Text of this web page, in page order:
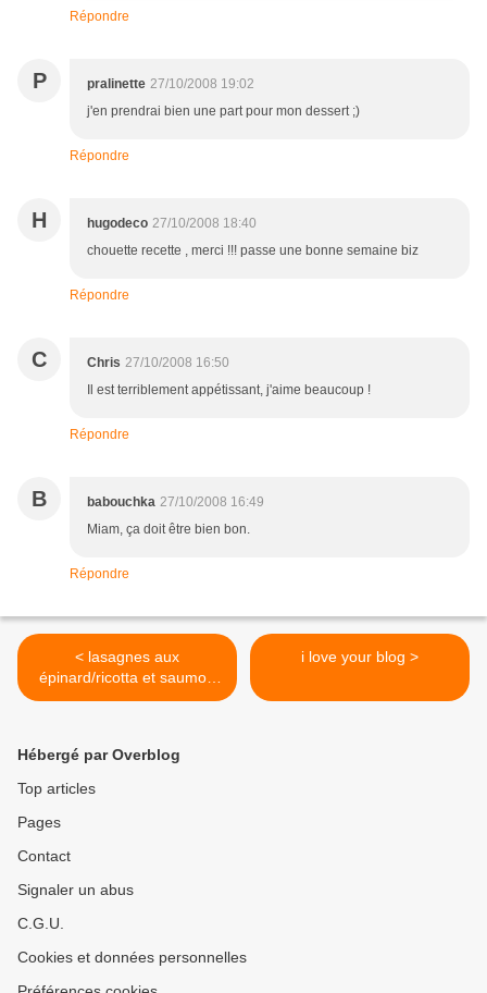
Répondre
P pralinette 27/10/2008 19:02
j'en prendrai bien une part pour mon dessert ;)
Répondre
H hugodeco 27/10/2008 18:40
chouette recette , merci !!! passe une bonne semaine biz
Répondre
C Chris 27/10/2008 16:50
Il est terriblement appétissant, j'aime beaucoup !
Répondre
B babouchka 27/10/2008 16:49
Miam, ça doit être bien bon.
Répondre
< lasagnes aux
épinard/ricotta et saumon
fumé
i love your blog >
Hébergé par Overblog
Top articles
Pages
Contact
Signaler un abus
C.G.U.
Cookies et données personnelles